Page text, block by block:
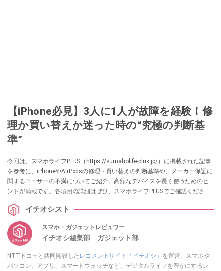
【iPhone必見】3人に1人が故障を経験！修
理か買い替えか迷った時の“究極の判断基
準”
今回は、スマホライフPLUS（https://sumaholife-plus.jp/）に掲載された記事
を参考に、iPhoneやAirPodsの修理・買い替えの判断基準や、メーカー保証に
関するユーザーの不満についてご紹介。高額なデバイスを長く使うためのヒ
ントが満載です。各項目の詳細はぜひ、スマホライフPLUSでご確認くださ
イチオシスト
スマホ・ガジェットレビュワー
イチオシ編集部 ガジェット部
NTTドコモと共同開設した レコメンドサイト「イチオシ」 を運営。スマホや
パソコン、アプリ、スマートウォッチなど、デジタルライフを豊かにするレ